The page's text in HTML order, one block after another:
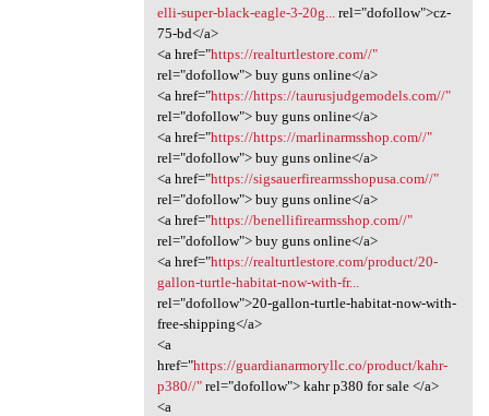
elli-super-black-eagle-3-20g...
rel="dofollow">cz-
75-bd</a>
<a href="https://realturtlestore.com//"
rel="dofollow"> buy guns online</a>
<a href="https://https://taurusjudgemodels.com//"
rel="dofollow"> buy guns online</a>
<a href="https://https://marlinarmsshop.com//"
rel="dofollow"> buy guns online</a>
<a href="https://sigsauerfirearmsshopusa.com//"
rel="dofollow"> buy guns online</a>
<a href="https://benellifirearmsshop.com//"
rel="dofollow"> buy guns online</a>
<a href="https://realturtlestore.com/product/20-
gallon-turtle-habitat-now-with-fr...
rel="dofollow">20-gallon-turtle-habitat-now-with-
free-shipping</a>
<a
href="https://guardianarmoryllc.co/product/kahr-
p380//"rel="dofollow"> kahr p380 for sale </a>
<a